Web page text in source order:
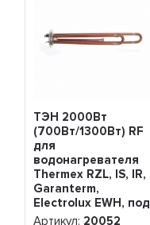
ТЭН 2000Вт
(700Вт/1300Вт) RF
для
водонагревателя
Thermex RZL, IS, IR,
Garanterm,
Electrolux EWH, под
анод М4, 20052
Артикул: 20052